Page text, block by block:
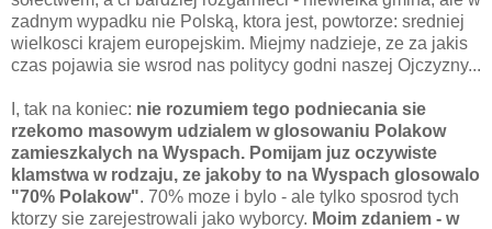
zadnym wypadku nie Polską, ktora jest, powtorze: sredniej
wielkosci krajem europejskim. Miejmy nadzieje, ze za jakis
czas pojawia sie wsrod nas politycy godni naszej Ojczyzny...
I, tak na koniec: nie rozumiem tego podniecania sie
rzekomo masowym udzialem w glosowaniu Polakow
zamieszkalych na Wyspach. Pomijam juz oczywiste
klamstwa w rodzaju, ze jakoby to na Wyspach glosowalo
"70% Polakow". 70% moze i bylo - ale tylko sposrod tych
ktorzy sie zarejestrowali jako wyborcy. Moim zdaniem - w